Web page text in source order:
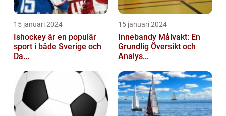
15 januari 2024
Ishockey är en populär
sport i både Sverige och
Da...
15 januari 2024
Innebandy Målvakt: En
Grundlig Översikt och
Analys...